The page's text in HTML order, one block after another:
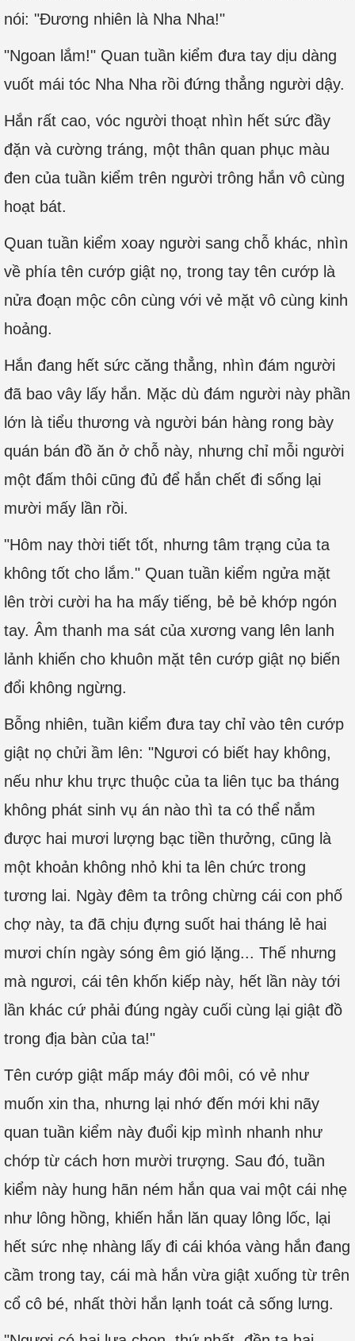
nói: "Đương nhiên là Nha Nha!"
"Ngoan lắm!" Quan tuần kiểm đưa tay dịu dàng
vuốt mái tóc Nha Nha rồi đứng thẳng người dậy.
Hắn rất cao, vóc người thoạt nhìn hết sức đầy
đặn và cường tráng, một thân quan phục màu
đen của tuần kiểm trên người trông hắn vô cùng
hoạt bát.
Quan tuần kiểm xoay người sang chỗ khác, nhìn
về phía tên cướp giật nọ, trong tay tên cướp là
nửa đoạn mộc côn cùng với vẻ mặt vô cùng kinh
hoảng.
Hắn đang hết sức căng thẳng, nhìn đám người
đã bao vây lấy hắn. Mặc dù đám người này phần
lớn là tiểu thương và người bán hàng rong bày
quán bán đồ ăn ở chỗ này, nhưng chỉ mỗi người
một đấm thôi cũng đủ để hắn chết đi sống lại
mười mấy lần rồi.
"Hôm nay thời tiết tốt, nhưng tâm trạng của ta
không tốt cho lắm." Quan tuần kiểm ngửa mặt
lên trời cười ha ha mấy tiếng, bẻ bẻ khớp ngón
tay. Âm thanh ma sát của xương vang lên lanh
lảnh khiến cho khuôn mặt tên cướp giật nọ biến
đổi không ngừng.
Bỗng nhiên, tuần kiểm đưa tay chỉ vào tên cướp
giật nọ chửi ầm lên: "Ngươi có biết hay không,
nếu như khu trực thuộc của ta liên tục ba tháng
không phát sinh vụ án nào thì ta có thể nắm
được hai mươi lượng bạc tiền thưởng, cũng là
một khoản không nhỏ khi ta lên chức trong
tương lai. Ngày đêm ta trông chừng cái con phố
chợ này, ta đã chịu đựng suốt hai tháng lẻ hai
mươi chín ngày sóng êm gió lặng... Thế nhưng
mà ngươi, cái tên khốn kiếp này, hết lần này tới
lần khác cứ phải đúng ngày cuối cùng lại giật đồ
trong địa bàn của ta!"
Tên cướp giật mấp máy đôi môi, có vẻ như
muốn xin tha, nhưng lại nhớ đến mới khi nãy
quan tuần kiểm này đuổi kịp mình nhanh như
chớp từ cách hơn mười trượng. Sau đó, tuần
kiểm này hung hãn ném hắn qua vai một cái nhẹ
như lông hồng, khiến hắn lăn quay lông lốc, lại
hết sức nhẹ nhàng lấy đi cái khóa vàng hắn đang
cầm trong tay, cái mà hắn vừa giật xuống từ trên
cổ cô bé, nhất thời hắn lạnh toát cả sống lưng.